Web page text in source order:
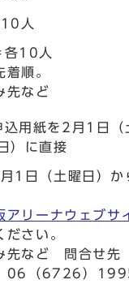
人
各10人
順。
先など
込用紙を2月1日（
）に直接
1日（土曜日）か
アリーナウェブサ
ださい。
先など 問合せ先
06（6726）